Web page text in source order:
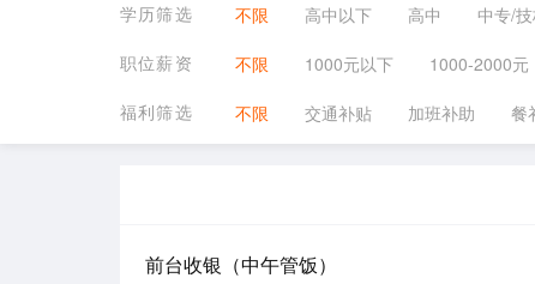
学历筛选
不限 高中以下 高中 中专/
职位薪资
不限 1000元以下 1000-2000元
福利筛选
不限 交通补贴 加班补助 餐
前台收银（中午管饭）